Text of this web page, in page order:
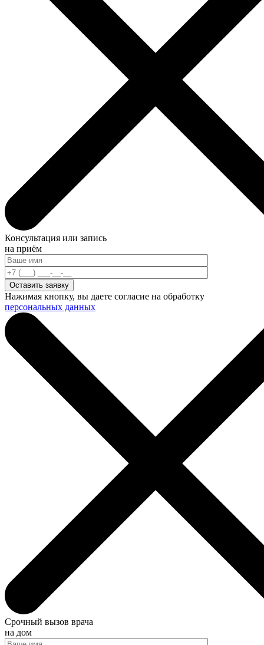
Консультация или запись
на приём
Нажимая кнопку, вы даете согласие на обработку
персональных данных
Срочный вызов врача
на дом